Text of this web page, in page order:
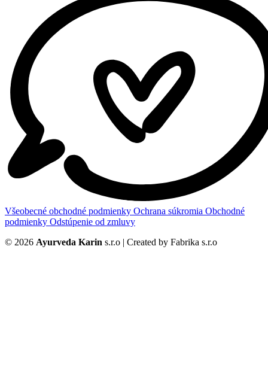
Všeobecné obchodné podmienky Ochrana súkromia Obchodné
podmienky Odstúpenie od zmluvy
© 2026 Ayurveda Karin s.r.o | Created by Fabrika s.r.o